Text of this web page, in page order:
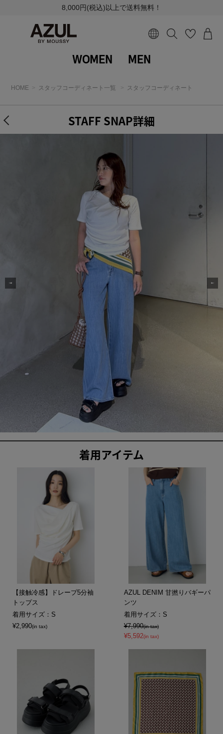
8,000円(税込)以上で送料無料！
WOMEN MEN
HOME スタッフコーディネート一覧 スタッフコーディネート
STAFF SNAP詳細
着用アイテム
【接触冷感】ドレープ5分袖
トップス
着用サイズ：S
¥2,990(in tax)
AZUL DENIM 甘撚りバギーパ
ンツ
着用サイズ：S
¥7,990(in tax)
¥5,592(in tax)